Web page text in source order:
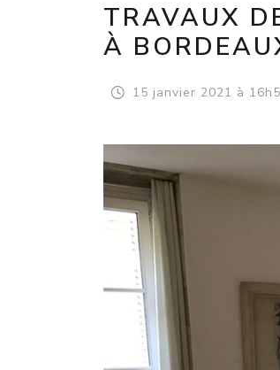
TRAVAUX
À
15 janvier 2021 à